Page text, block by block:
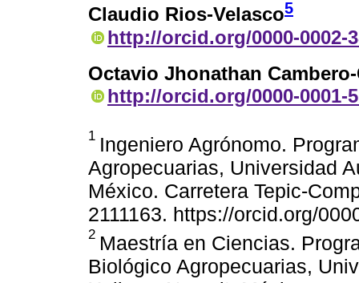
Claudio Rios-Velasco5
http://orcid.org/0000-0002-
Octavio Jhonathan
http://orcid.org/0000-0001-
1 Ingeniero Agrónomo.
Agropecuarias, Universidad
México. Carretera Tepic-
2111163. https://orcid.org/
2 Maestría en Ciencias.
Biológico Agropecuarias,